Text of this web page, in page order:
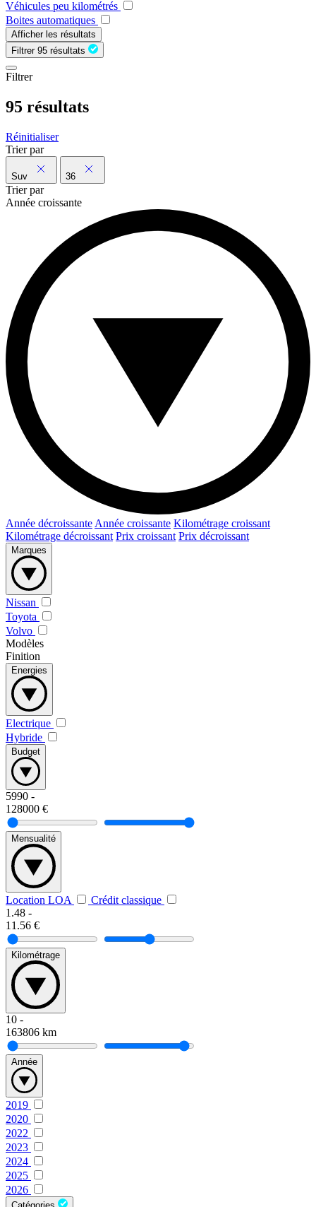
Véhicules peu kilométrés
Boites automatiques
Afficher les résultats
Filtrer 95 résultats
Filtrer
95 résultats
Réinitialiser
Trier par
Suv 36
Trier par
Année croissante
Année décroissante Année croissante Kilométrage croissant
Kilométrage décroissant Prix croissant Prix décroissant
Marques
Nissan
Toyota
Volvo
Modèles
Finition
Energies
Electrique
Hybride
Budget
5990 -
128000 €
Mensualité
Location LOA
Crédit classique
1.48 -
11.56 €
Kilométrage
10 -
163806 km
Année
2019
2020
2022
2023
2024
2025
2026